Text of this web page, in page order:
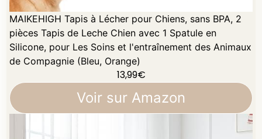
MAIKEHIGH Tapis à Lécher pour Chiens, sans BPA, 2
pièces Tapis de Leche Chien avec 1 Spatule en
Silicone, pour Les Soins et l'entraînement des Animaux
de Compagnie (Bleu, Orange)
13,99€
Voir sur Amazon